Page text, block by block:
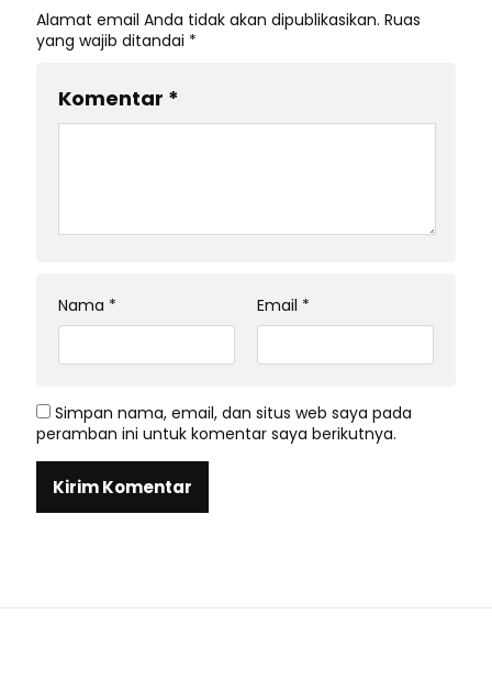
Alamat email Anda tidak akan dipublikasikan. Ruas
yang wajib ditandai *
Komentar *
Nama * Email *
Simpan nama, email, dan situs web saya pada
peramban ini untuk komentar saya berikutnya.